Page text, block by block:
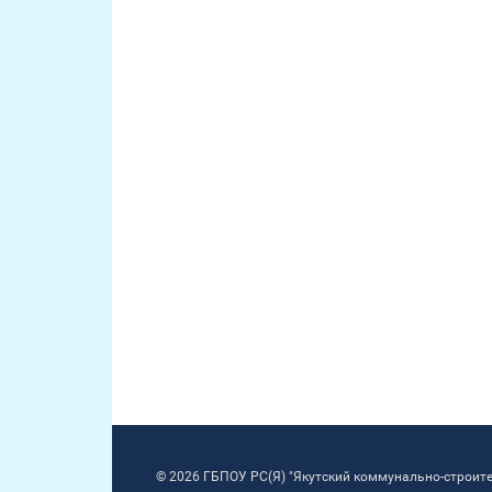
© 2026 ГБПОУ РС(Я) "Якутский коммунально-